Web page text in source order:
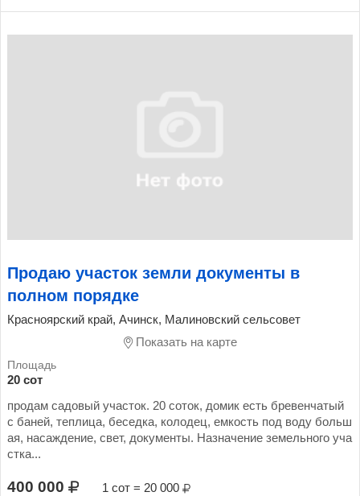
Продаю участок земли документы в
полном порядке
Красноярский край, Ачинск, Малиновский сельсовет
Показать на карте
20 сот
продам садовый участок. 20 соток, домик есть бревенчатый
с баней, теплица, беседка, колодец, емкость под воду больш
ая, насаждение, свет, документы. Назначение земельного уча
стка...
400 000 1 сот = 20 000